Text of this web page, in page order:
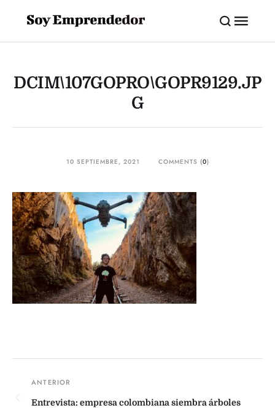
DCIM\107GOPRO\GOPR9129.JP
G
10 SEPTIEMBRE, 2021 COMMENTS (0)
Entrevista: empresa colombiana siembra árboles